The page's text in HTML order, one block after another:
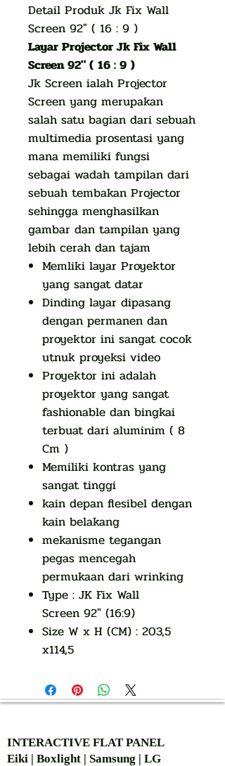
Detail Produk Jk Fix Wall
Screen 92″ ( 16 : 9 )
Layar Projector Jk Fix Wall
Screen 92″ ( 16 : 9 )
Jk Screen ialah Projector
Screen yang merupakan
salah satu bagian dari sebuah
multimedia prosentasi yang
mana memiliki fungsi
sebagai wadah tampilan dari
sebuah tembakan Projector
sehingga menghasilkan
gambar dan tampilan yang
lebih cerah dan tajam
Memliki layar Proyektor
yang sangat datar
Dinding layar dipasang
dengan permanen dan
proyektor ini sangat cocok
utnuk proyeksi video
Proyektor ini adalah
proyektor yang sangat
fashionable dan bingkai
terbuat dari aluminim ( 8
Cm )
Memiliki kontras yang
sangat tinggi
kain depan flesibel dengan
kain belakang
mekanisme tegangan
pegas mencegah
permukaan dari wrinking
Type : JK Fix Wall
Screen 92″ (16:9)
Size W x H (CM) : 203,5
x114,5
INTERACTIVE FLAT PANEL
Eiki | Boxlight | Samsung | LG